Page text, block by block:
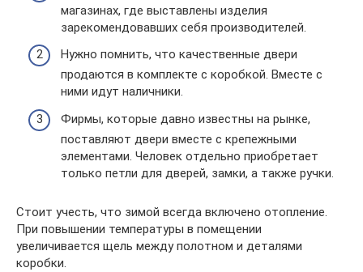
магазинах, где выставлены изделия
зарекомендовавших себя производителей.
Нужно помнить, что качественные двери
продаются в комплекте с коробкой. Вместе с
ними идут наличники.
Фирмы, которые давно известны на рынке,
поставляют двери вместе с крепежными
элементами. Человек отдельно приобретает
только петли для дверей, замки, а также ручки.
Стоит учесть, что зимой всегда включено отопление.
При повышении температуры в помещении
увеличивается щель между полотном и деталями
коробки.